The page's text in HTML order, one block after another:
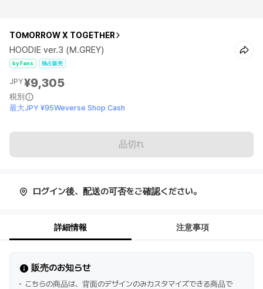
TOMORROW X TOGETHER
HOODIE ver.3 (M.GREY)
by Fans 独占販売
JPY¥9,305
税別
最大JPY ¥95Weverse Shop Cash
品切れ
ログイン後、配送の可否をご確認ください。
詳細情報 注意事項
販売のお知らせ
こちらの商品は、背面のデザインのみカスタマイズできる商品で